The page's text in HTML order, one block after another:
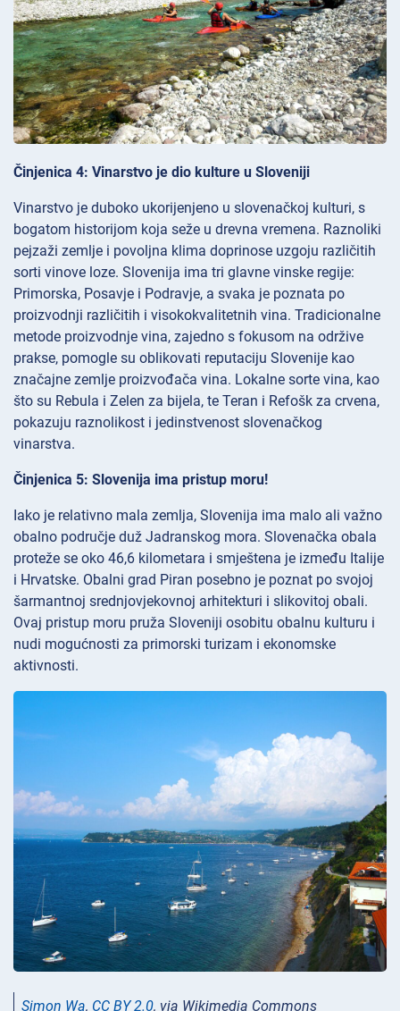
Činjenica 4: Vinarstvo je dio kulture u Sloveniji
Vinarstvo je duboko ukorijenjeno u slovenačkoj kulturi, s
bogatom historijom koja seže u drevna vremena. Raznoliki
pejzaži zemlje i povoljna klima doprinose uzgoju različitih
sorti vinove loze. Slovenija ima tri glavne vinske regije:
Primorska, Posavje i Podravje, a svaka je poznata po
proizvodnji različitih i visokokvalitetnih vina. Tradicionalne
metode proizvodnje vina, zajedno s fokusom na održive
prakse, pomogle su oblikovati reputaciju Slovenije kao
značajne zemlje proizvođača vina. Lokalne sorte vina, kao
što su Rebula i Zelen za bijela, te Teran i Refošk za crvena,
pokazuju raznolikost i jedinstvenost slovenačkog
vinarstva.
Činjenica 5: Slovenija ima pristup moru!
Iako je relativno mala zemlja, Slovenija ima malo ali važno
obalno područje duž Jadranskog mora. Slovenačka obala
proteže se oko 46,6 kilometara i smještena je između Italije
i Hrvatske. Obalni grad Piran posebno je poznat po svojoj
šarmantnoj srednjovjekovnoj arhitekturi i slikovitoj obali.
Ovaj pristup moru pruža Sloveniji osobitu obalnu kulturu i
nudi mogućnosti za primorski turizam i ekonomske
aktivnosti.
Simon Wa, CC BY 2.0, via Wikimedia Commons